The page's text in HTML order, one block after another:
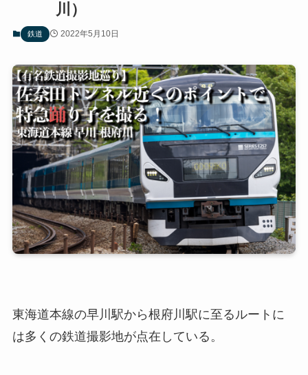
川）
鉄道 2022年5月10日
東海道本線の早川駅から根府川駅に至るルートに
は多くの鉄道撮影地が点在している。